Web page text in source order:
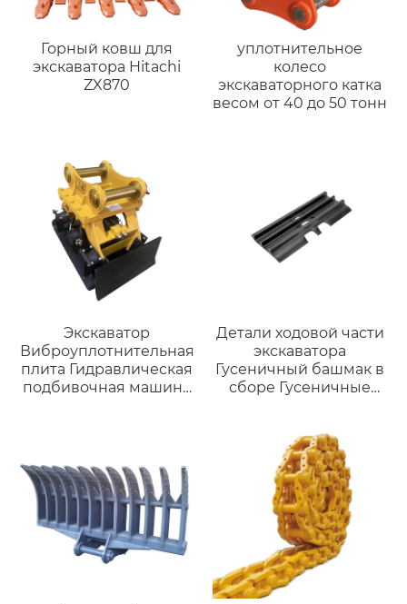
Горный ковш для
экскаватора Hitachi
ZX870
уплотнительное
колесо
экскаваторного катка
весом от 40 до 50 тонн
Экскаватор
Виброуплотнительная
плита Гидравлическая
подбивочная машина
Детали ходовой части
экскаватора
Гусеничный башмак в
сборе Гусеничные
Гусеничный башмак
экскаватора PC200
высококачественные
детали ходовой части
гусеничного башмака
экскаватора PC300